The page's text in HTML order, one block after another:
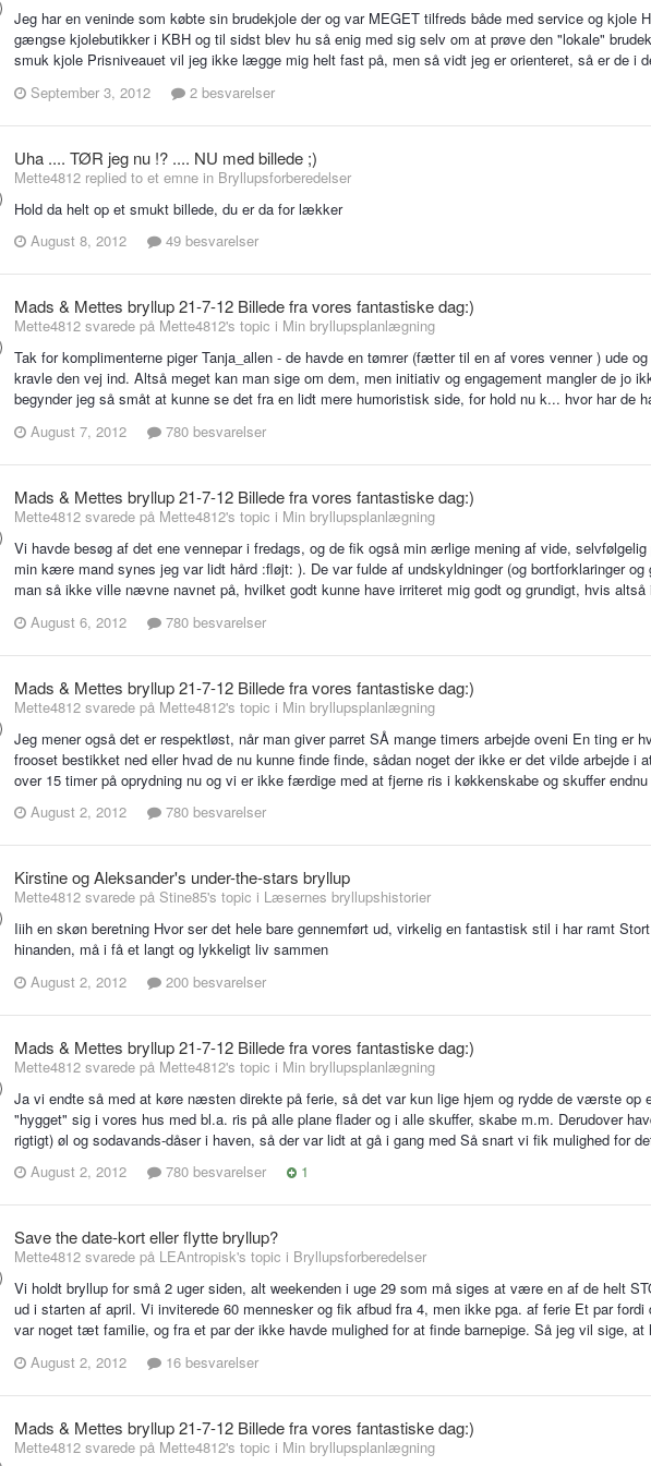
Jeg har en veninde som købte sin brudekjole der og var MEGET tilfreds både med service og kjole
gængse kjolebutikker i KBH og til sidst blev hu så enig med sig selv om at prøve den "lokale"
smuk kjole Prisniveauet vil jeg ikke lægge mig helt fast på, men så vidt jeg er orienteret, så er de i
September 3, 2012
2 besvarelser
Uha .... TØR jeg nu !? .... NU med billede ;)
Mette4812 replied to et emne in Bryllupsforberedelser
Hold da helt op et smukt billede, du er da for lækker
August 8, 2012
49 besvarelser
Mads & Mettes bryllup 21-7-12 Billede fra vores fantastiske dag:)
Mette4812 svarede på Mette4812's topic i Min bryllupsplanlægning
Tak for komplimenterne piger Tanja_allen - de havde en tømrer (fætter til en af vores venner ) ude
kravle den vej ind. Altså meget kan man sige om dem, men initiativ og engagement mangler de jo
begynder jeg så småt at kunne se det fra en lidt mere humoristisk side, for hold nu k... hvor har de
August 7, 2012
780 besvarelser
Mads & Mettes bryllup 21-7-12 Billede fra vores fantastiske dag:)
Mette4812 svarede på Mette4812's topic i Min bryllupsplanlægning
Vi havde besøg af det ene vennepar i fredags, og de fik også min ærlige mening af vide,
min kære mand synes jeg var lidt hård :fløjt: ). De var fulde af undskyldninger (og bortforklaringer
man så ikke ville nævne navnet på, hvilket godt kunne have irriteret mig godt og grundigt, hvis
August 6, 2012
780 besvarelser
Mads & Mettes bryllup 21-7-12 Billede fra vores fantastiske dag:)
Mette4812 svarede på Mette4812's topic i Min bryllupsplanlægning
Jeg mener også det er respektløst, når man giver parret SÅ mange timers arbejde oveni En ting er
frooset bestikket ned eller hvad de nu kunne finde finde, sådan noget der ikke er det vilde arbejde i
over 15 timer på oprydning nu og vi er ikke færdige med at fjerne ris i køkkenskabe og skuffer
August 2, 2012
780 besvarelser
Kirstine og Aleksander's under-the-stars bryllup
Mette4812 svarede på Stine85's topic i Læsernes bryllupshistorier
Iiih en skøn beretning Hvor ser det hele bare gennemført ud, virkelig en fantastisk stil i har ramt
hinanden, må i få et langt og lykkeligt liv sammen
August 2, 2012
200 besvarelser
Mads & Mettes bryllup 21-7-12 Billede fra vores fantastiske dag:)
Mette4812 svarede på Mette4812's topic i Min bryllupsplanlægning
Ja vi endte så med at køre næsten direkte på ferie, så det var kun lige hjem og rydde de værste op
"hygget" sig i vores hus med bl.a. ris på alle plane flader og i alle skuffer, skabe m.m. Derudover
rigtigt) øl og sodavands-dåser i haven, så der var lidt at gå i gang med Så snart vi fik mulighed for
August 2, 2012
780 besvarelser 1
Save the date-kort eller flytte bryllup?
Mette4812 svarede på LEAntropisk's topic i Bryllupsforberedelser
Vi holdt bryllup for små 2 uger siden, alt weekenden i uge 29 som må siges at være en af de helt
ud i starten af april. Vi inviterede 60 mennesker og fik afbud fra 4, men ikke pga. af ferie Et par
var noget tæt familie, og fra et par der ikke havde mulighed for at finde barnepige. Så jeg vil sige,
August 2, 2012
16 besvarelser
Mads & Mettes bryllup 21-7-12 Billede fra vores fantastiske dag:)
Mette4812 svarede på Mette4812's topic i Min bryllupsplanlægning